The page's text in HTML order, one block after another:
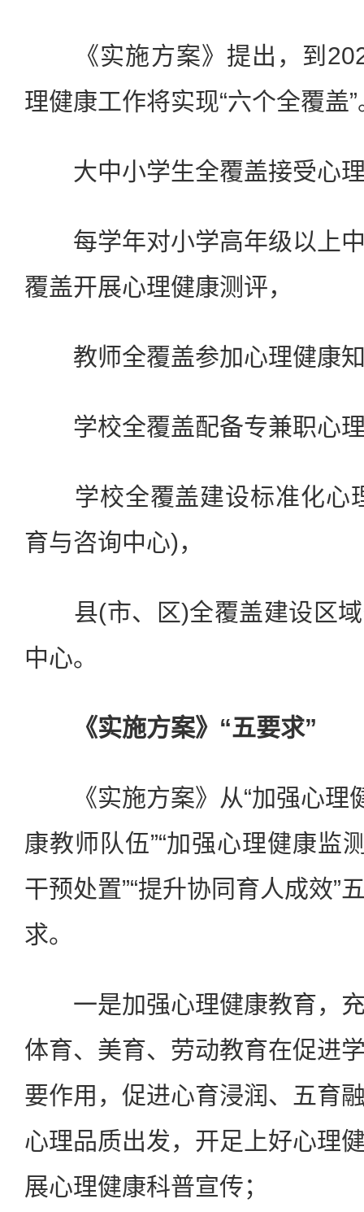
《实施方案》提出，到
理健康工作将实现“六个全覆盖”
大中小学生全覆盖接受心理
每学年对小学高年级以上中
覆盖开展心理健康测评，
教师全覆盖参加心理健康知
学校全覆盖配备专兼职心理
学校全覆盖建设标准化心
育与咨询中心)，
县(市、区)全覆盖建设区域
中心。
《实施方案》“五要求”
《实施方案》从“加强心理
康教师队伍”“加强心理健康监
干预处置”“提升协同育人成效”
求。
一是加强心理健康教育，充
体育、美育、劳动教育在促进
要作用，促进心育浸润、五育
心理品质出发，开足上好心理
展心理健康科普宣传；